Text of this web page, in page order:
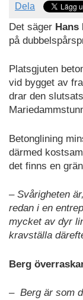
Dela
Det säger Hans
på
Platsgjuten
vid bygget av
drar den
Betonglining
därmed
det finns en
– Svårigheten
redan i en
mycket av dyr
kravställa
Berg
– Berg är som